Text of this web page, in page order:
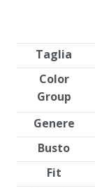
Taglia
Color
Group
Genere
Busto
Fit